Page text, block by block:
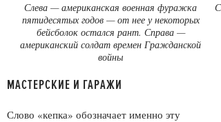
Слева — американская военная фуражка
пятидесятых годов — от нее у некоторых
бейсболок остался рант. Справа —
американский солдат времен Гражданской
войны
МАСТЕРСКИЕ И ГАРАЖИ
Слово «кепка» обозначает именно эту